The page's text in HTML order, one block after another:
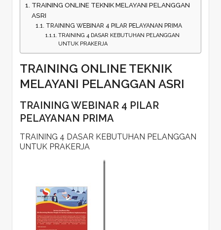
TRAINING ONLINE TEKNIK MELAYANI PELANGGAN
ASRI
TRAINING WEBINAR 4 PILAR PELAYANAN PRIMA
TRAINING 4 DASAR KEBUTUHAN PELANGGAN
UNTUK PRAKERJA
TRAINING ONLINE TEKNIK
MELAYANI PELANGGAN ASRI
TRAINING WEBINAR 4 PILAR
PELAYANAN PRIMA
TRAINING 4 DASAR KEBUTUHAN PELANGGAN
UNTUK PRAKERJA